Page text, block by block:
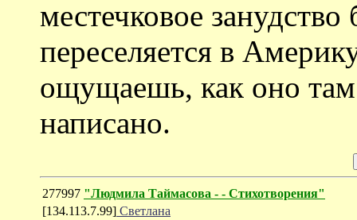
местечковое
переселяется в
ощущаешь, как оно
написано.
277997 "Людмила Таймасова - - Стихотворения"
[134.113.7.99] Светлана